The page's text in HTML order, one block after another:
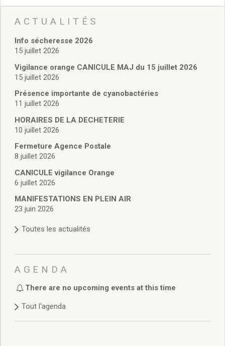
Cadastre
Plan Local d’Urbanisme intercommunal
Budgets
Budget de Fonctionnement
Budget d’Investissement
Conseils municipaux
Règlement du conseil municipal
Déliberations 2026
Délibérations 2024
Délibérations 2022
Délibérations 2020
Délibérations 2019
Délibérations 2018
Délibérations 2017
Délibérations 2015
Délibérations 2012
Délibérations 2011
Délibérations 2010
Délibérations 2009
Délibérations 2008
ACTUALITÉS
Info sécheresse 2026
15 juillet 2026
Vigilance orange CANICULE MAJ du 15 juillet 2026
15 juillet 2026
Présence importante de cyanobactéries
11 juillet 2026
HORAIRES DE LA DECHETERIE
10 juillet 2026
Fermeture Agence Postale
8 juillet 2026
CANICULE vigilance Orange
6 juillet 2026
MANIFESTATIONS EN PLEIN AIR
23 juin 2026
Toutes les actualités
AGENDA
There are no upcoming events at this time
Tout l'agenda